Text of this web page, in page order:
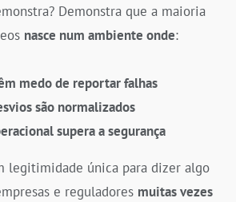
Demonstra que a maioria
nasce num ambiente onde:
medo de reportar falhas
são normalizados
supera a segurança
legitimidade única para dizer algo
e reguladores muitas vezes